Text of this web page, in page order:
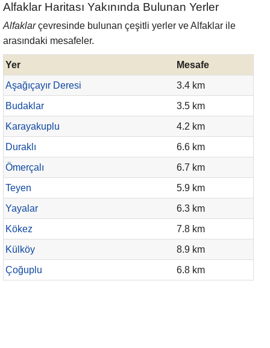
Alfaklar Haritası Yakınında Bulunan Yerler
Alfaklarçevresinde bulunan çeşitli yerler ve Alfaklar ile
arasındaki mesafeler.
Yer
Mesafe
Aşağıçayır Deresi
3.4 km
Budaklar
3.5 km
Karayakuplu
4.2 km
Duraklı
6.6 km
Ömerçalı
6.7 km
Teyen
5.9 km
Yayalar
6.3 km
Kökez
7.8 km
Külköy
8.9 km
Çoğuplu
6.8 km